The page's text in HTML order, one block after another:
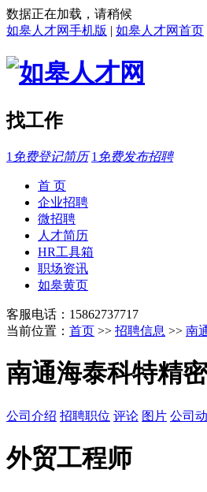
数据正在加载，请稍候
如皋人才网手机版 | 如皋人才网首页
找工作
1 免费登记简历 1 免费发布招聘
首 页
企业招聘
微招聘
人才简历
HR工具箱
职场资讯
如皋黄页
客服电话：15862737717
当前位置： 首页 >> 招聘信息 >> 南
南通海泰科特精
公司介绍 招聘职位 评论 图片 公司
外贸工程师